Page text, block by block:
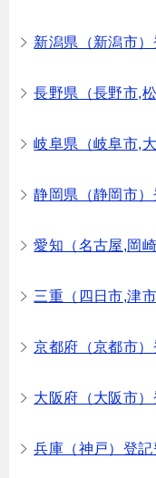
新潟県（新潟市
長野県（長野市,
岐阜県（岐阜市,
静岡県（静岡市
愛知（名古屋,岡
三重（四日市,津
京都府（京都市
大阪府（大阪市
兵庫（神戸）登